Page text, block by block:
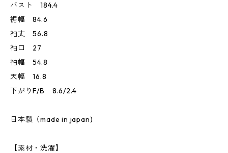
バスト 184.4
裾幅 84.6
袖丈 56.8
袖口 27
袖幅 54.8
天幅 16.8
下がりF/B 8.6/2.4
日本製（made in japan)
【素材・洗濯】